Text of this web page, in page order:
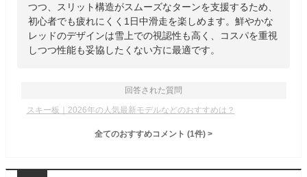
つつ、スリット構造がスムーズなターンを支援するため、
初心者でも疲れにくく1日中滑走を楽しめます。鮮やかな
レッドのデザインは雪上での視認性も高く、コスパを重視
しつつ性能も妥協したくない方に最適です。
回答された質問
スキー板｜2026年の人気最新モデルなどのおすすめは？
全てのおすすめコメント (1件) >